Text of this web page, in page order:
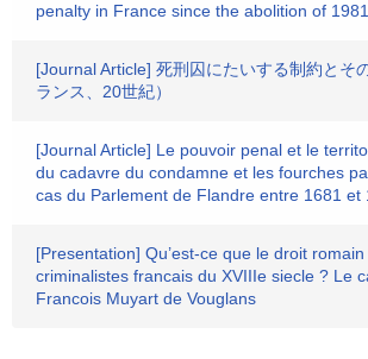
penalty in France since the abolition of 1981
[Journal Article] 死刑囚にたいする制約とそ
ランス、20世紀）
[Journal Article] Le pouvoir penal et le
du cadavre du condamne et les fourches
cas du Parlement de Flandre entre 1681 et
[Presentation] Qu’est-ce que le droit
criminalistes francais du XVIIIe siecle ? Le
Francois Muyart de Vouglans